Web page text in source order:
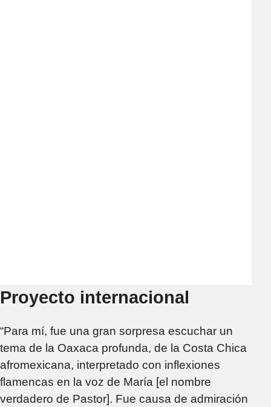
Proyecto internacional
“Para mí, fue una gran sorpresa escuchar un
tema de la Oaxaca profunda, de la Costa Chica
afromexicana, interpretado con inflexiones
flamencas en la voz de María [el nombre
verdadero de Pastor]. Fue causa de admiración